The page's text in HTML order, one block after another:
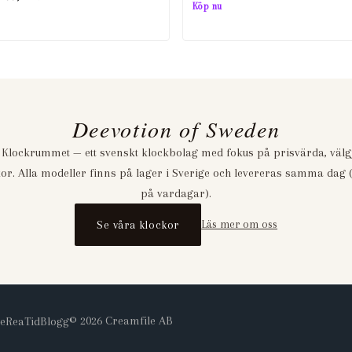
Köp nu
Deevotion of Sweden
— ett svenskt klockbolag med fokus på prisvärda,
Alla modeller finns på lager i Sverige och levereras samma dag
på vardagar).
Se våra klockor Läs mer om oss
ReaTidBlogg© 2026 Creamfile AB